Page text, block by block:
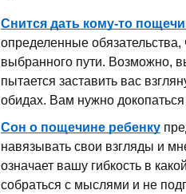
Снится дать кому-то
определенные
выбранного пути. Возможно,
пытается заставить вас
обидах. Вам нужно докопаться
Сон о пощечине ребенку
навязывать свои взгляды и
означает вашу гибкость в
собраться с мыслями и не